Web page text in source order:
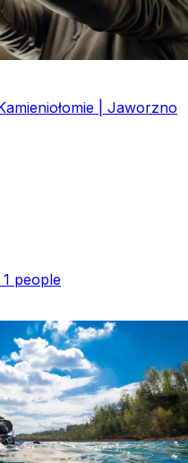
| Jaworzno
people